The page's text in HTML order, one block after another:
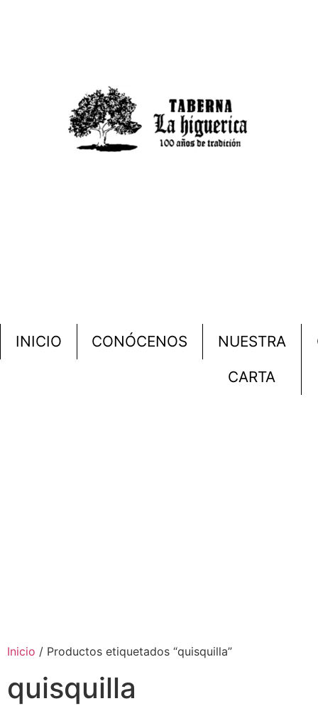
INICIO CONÓCENOS
NUESTRA
CARTA
Inicio / Productos etiquetados “quisquilla”
quisquilla